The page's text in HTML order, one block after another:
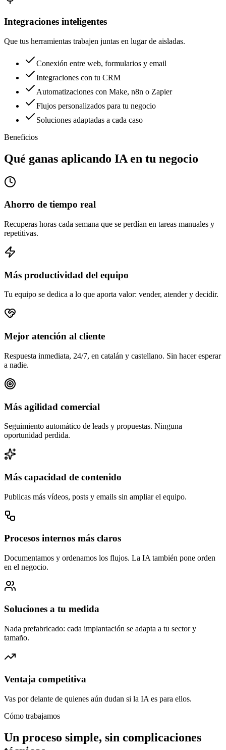
Integraciones inteligentes
Que tus herramientas trabajen juntas en lugar de aisladas.
Conexión entre web, formularios y email
Integraciones con tu CRM
Automatizaciones con Make, n8n o Zapier
Flujos personalizados para tu negocio
Soluciones adaptadas a cada caso
Beneficios
Qué ganas aplicando IA en tu negocio
Ahorro de tiempo real
Recuperas horas cada semana que se perdían en tareas manuales y
repetitivas.
Más productividad del equipo
Tu equipo se dedica a lo que aporta valor: vender, atender y decidir.
Mejor atención al cliente
Respuesta inmediata, 24/7, en catalán y castellano. Sin hacer esperar
a nadie.
Más agilidad comercial
Seguimiento automático de leads y propuestas. Ninguna
oportunidad perdida.
Más capacidad de contenido
Publicas más vídeos, posts y emails sin ampliar el equipo.
Procesos internos más claros
Documentamos y ordenamos los flujos. La IA también pone orden
en el negocio.
Soluciones a tu medida
Nada prefabricado: cada implantación se adapta a tu sector y
tamaño.
Ventaja competitiva
Vas por delante de quienes aún dudan si la IA es para ellos.
Cómo trabajamos
Un proceso simple, sin complicaciones